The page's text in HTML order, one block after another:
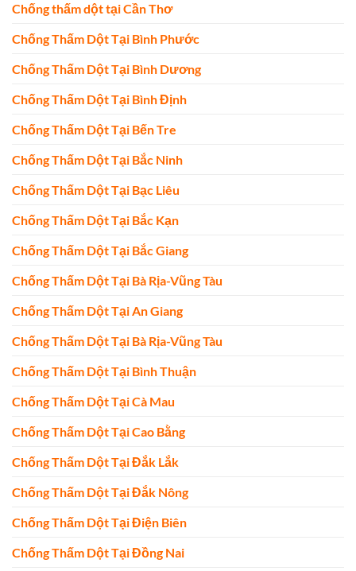
Chống thấm dột tại Cần Thơ
Chống Thấm Dột Tại Bình Phước
Chống Thấm Dột Tại Bình Dương
Chống Thấm Dột Tại Bình Định
Chống Thấm Dột Tại Bến Tre
Chống Thấm Dột Tại Bắc Ninh
Chống Thấm Dột Tại Bạc Liêu
Chống Thấm Dột Tại Bắc Kạn
Chống Thấm Dột Tại Bắc Giang
Chống Thấm Dột Tại Bà Rịa-Vũng Tàu
Chống Thấm Dột Tại An Giang
Chống Thấm Dột Tại Bà Rịa-Vũng Tàu
Chống Thấm Dột Tại Bình Thuận
Chống Thấm Dột Tại Cà Mau
Chống Thấm Dột Tại Cao Bằng
Chống Thấm Dột Tại Đắk Lắk
Chống Thấm Dột Tại Đắk Nông
Chống Thấm Dột Tại Điện Biên
Chống Thấm Dột Tại Đồng Nai